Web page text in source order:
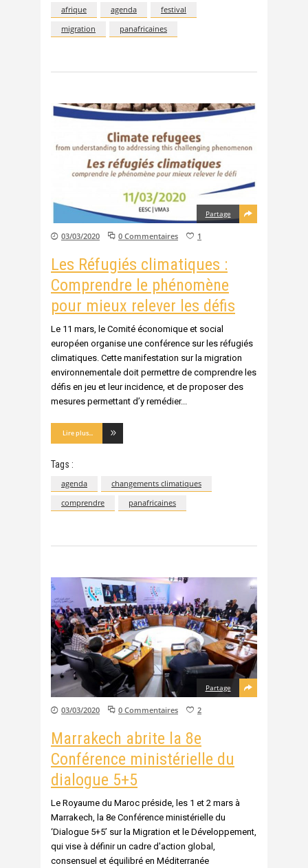
afrique agenda
festival
migration
panafricaines
Partage
03/03/2020 0 Commentaires 1
Les Réfugiés climatiques :
Comprendre le phénomène
pour mieux relever les défis
Le 11 mars, le Comité économique et social
européen organise une conférence sur les réfugiés
climatiques. Cette manifestation sur la migration
environnementale doit permettre de comprendre les
défis en jeu et leur incidence, et de proposer des
mesures permettant d’y remédier
Lire plus...
Tags :
agenda
changements climatiques
comprendre
panafricaines
Partage
03/03/2020 0 Commentaires 2
Marrakech abrite la 8e
Conférence ministérielle du
dialogue 5+5
Le Royaume du Maroc préside, les 1 et 2 mars à
Marrakech, la 8e Conférence ministérielle du
‘Dialogue 5+5’ sur la Migration et le Développement,
qui vise à définir un cadre d'action global,
consensuel et équilibré en Méditerranée